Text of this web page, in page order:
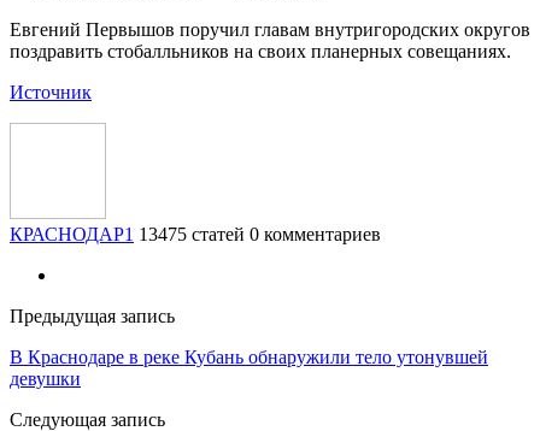
Евгений Первышов поручил главам внутригородских округов
поздравить стобалльников на своих планерных совещаниях.
Источник
КРАСНОДАР1 13475 статей 0 комментариев
Предыдущая запись
В Краснодаре в реке Кубань обнаружили тело утонувшей
девушки
Следующая запись